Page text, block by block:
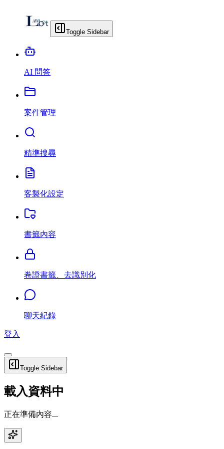
Toggle Sidebar
AI 問答
案件管理
精準搜尋
客製化設定
書籤內容
卷證書籤、去識別化
聊天紀錄
登入
Toggle Sidebar
載入資料中
正在準備內容...